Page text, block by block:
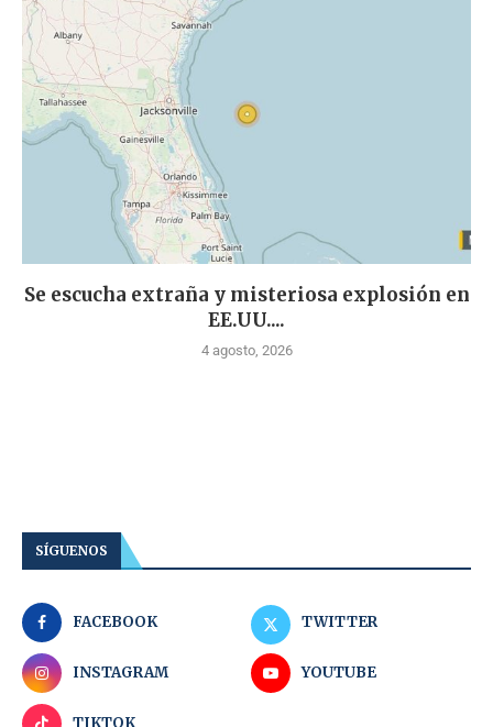
Se escucha extraña y misteriosa explosión en
EE.UU....
4 agosto, 2026
SÍGUENOS
FACEBOOK TWITTER
INSTAGRAM YOUTUBE
TIKTOK